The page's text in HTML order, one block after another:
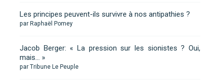
Les principes peuvent-ils survivre à nos antipathies ?
par Raphaël Pomey
Jacob Berger: « La pression sur les sionistes ? Oui,
mais… »
par Tribune Le Peuple